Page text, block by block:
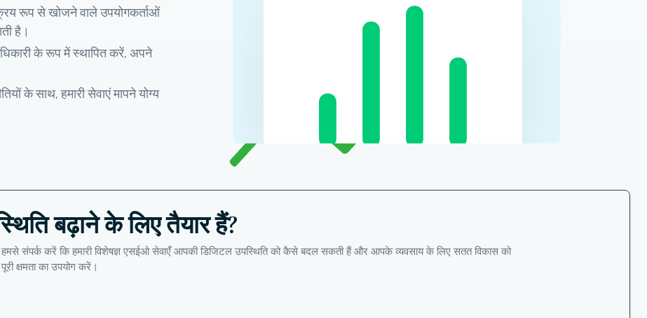
रूप से खोजने वाले उपयोगकर्ताओं
है।
के रूप में स्थापित करें, अपने
के साथ, हमारी सेवाएं मापने योग्य
बढ़ाने के लिए तैयार हैं?
हमसे संपर्क करें कि हमारी विशेषज्ञ एसईओ सेवाएँ आपकी डिजिटल उपस्थिति को कैसे बदल सकती हैं और आपके व्यवसाय के लिए सतत विकास को
क्षमता का उपयोग करें।